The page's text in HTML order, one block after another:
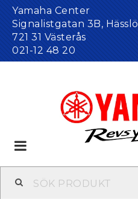
Yamaha Center
Signalistgatan 3B, Hässlö
721 31 Västerås
021-12 48 20
Toggle
navigation